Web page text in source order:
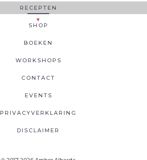
RECEPTEN
SHOP
BOEKEN
WORKSHOPS
CONTACT
EVENTS
PRIVACYVERKLARING
DISCLAIMER